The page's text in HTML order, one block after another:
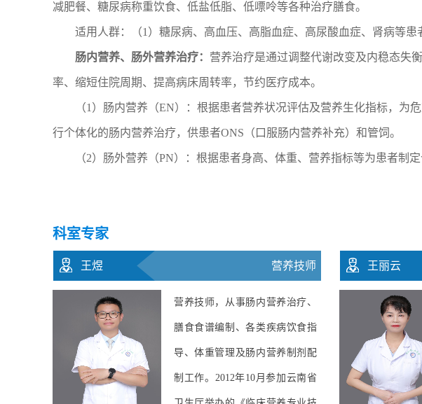
减肥餐、糖尿病称重饮食、低盐低脂、低嘌呤等各种治疗膳食。
适用人群：（1）糖尿病、高血压、高脂血症、高尿酸血症、肾病等患
肠内营养、肠外营养治疗： 营养治疗是通过调整代谢改变及内稳态失
率、缩短住院周期、提高病床周转率，节约医疗成本。
（1）肠内营养（EN）：根据患者营养状况评估及营养生化指标，
行个体化的肠内营养治疗，供患者ONS（口服肠内营养补充）和管饲。
（2）肠外营养（PN）：根据患者身高、体重、营养指标等为患者制
科室专家
朱林 科主任、副主任医师
科主任，先后到昆明医科大学第
一附属医院、上海交通大学附属
仁济医院临床营养科进修学习，
擅长急危重患者、肿瘤患者、围
王煜